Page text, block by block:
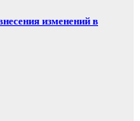
изменений в